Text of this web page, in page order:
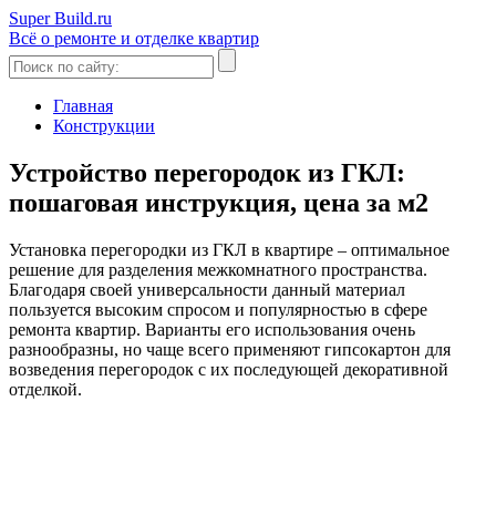
Super Build.ru
Всё о ремонте и отделке квартир
Главная
Конструкции
Устройство перегородок из ГКЛ:
пошаговая инструкция, цена за м2
Установка перегородки из ГКЛ в квартире – оптимальное
решение для разделения межкомнатного пространства.
Благодаря своей универсальности данный материал
пользуется высоким спросом и популярностью в сфере
ремонта квартир. Варианты его использования очень
разнообразны, но чаще всего применяют гипсокартон для
возведения перегородок с их последующей декоративной
отделкой.